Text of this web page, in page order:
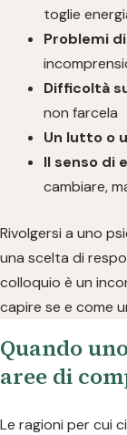
toglie
Problemi
Difficoltà
non farcela
Un lutto o
Il senso di
cambiare,
Rivolgersi a uno
una scelta di
colloquio è un
capire se e come
Quando
aree di
Le ragioni per cui